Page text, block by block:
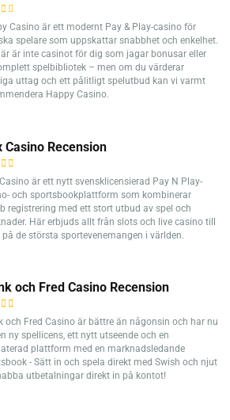
Casino är ett modernt Pay & Play-casino för
spelare som uppskattar snabbhet och enkelhet.
är inte casinot för dig som jagar bonusar eller
spelbibliotek – men om du värderar
uttag och ett pålitligt spelutbud kan vi varmt
Happy Casino.
Casino Recension
är ett nytt svensklicensierad Pay N Play-
och sportsbookplattform som kombinerar
registrering med ett stort utbud av spel och
Här erbjuds allt från slots och live casino till
på de största sportevenemangen i världen.
och Fred Casino Recension
och Fred Casino är bättre än någonsin och har nu
ny spellicens, ett nytt utseende och en
plattform med en marknadsledande
- Sätt in och spela direkt med Swish och njut
utbetalningar direkt in på kontot!